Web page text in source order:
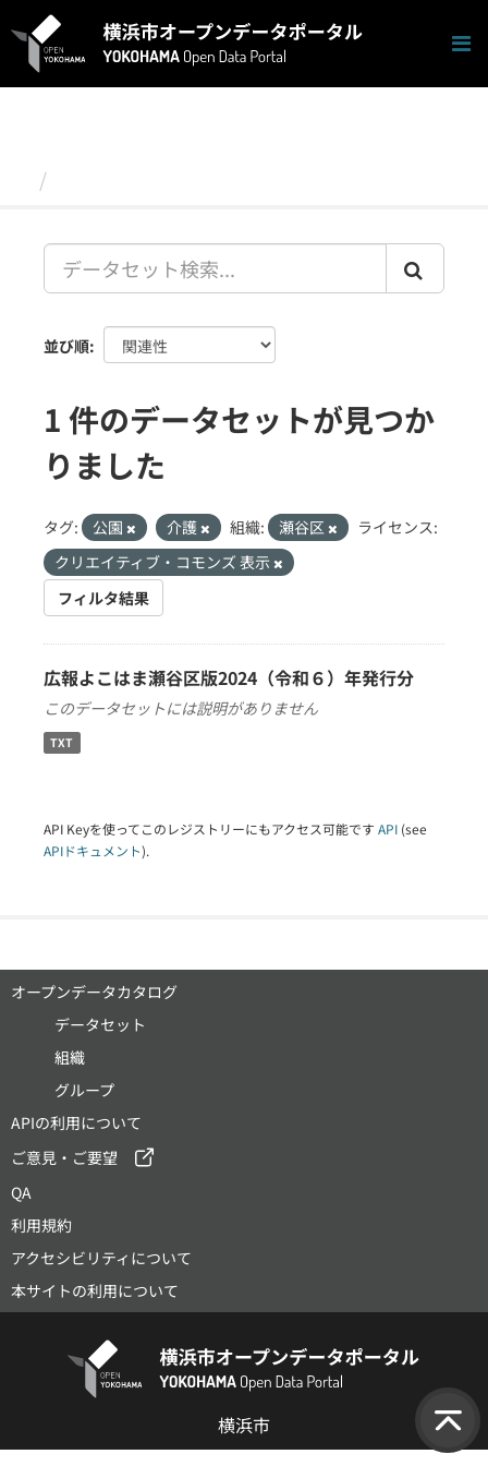
キ
並び順
1 件のデータセットが見つか
りました
タグ: 公園 介護 組織: 瀬谷区
ライセンス:
クリエイティブ・コモンズ 表示
フィルタ結果
広報よこはま瀬谷区版2024（令和６）年発行分
このデータセットには説明がありません
TXT
API Keyを使ってこのレジストリーにもアクセス可能です API (see
APIドキュメント).
オープンデータカタログ
データセット
組織
グループ
APIの利用について
ご意見・ご要望
QA
利用規約
アクセシビリティについて
本サイトの利用について
横浜市